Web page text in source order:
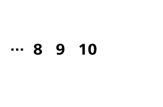
… 8 9 10